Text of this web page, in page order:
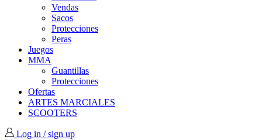
Vendas
Sacos
Protecciones
Peras
Juegos
MMA
Guantillas
Protecciones
Ofertas
ARTES MARCIALES
SCOOTERS
Log in / sign up